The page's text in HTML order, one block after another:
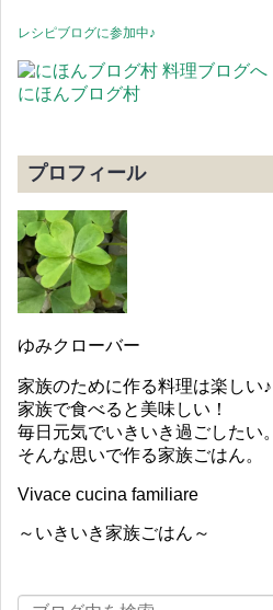
レシピブログに参加中♪
にほんブログ村
プロフィール
ゆみクローバー
家族のために作る料理は楽しい♪
家族で食べると美味しい！
毎日元気でいきいき過ごしたい。
そんな思いで作る家族ごはん。
Vivace cucina familiare
～いきいき家族ごはん～